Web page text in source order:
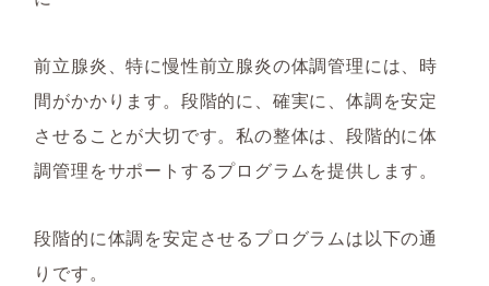
前立腺炎、特に慢性前立腺炎の体調管理には、時
間がかかります。段階的に、確実に、体調を安定
させることが大切です。私の整体は、段階的に体
調管理をサポートするプログラムを提供します。
段階的に体調を安定させるプログラムは以下の通
りです。